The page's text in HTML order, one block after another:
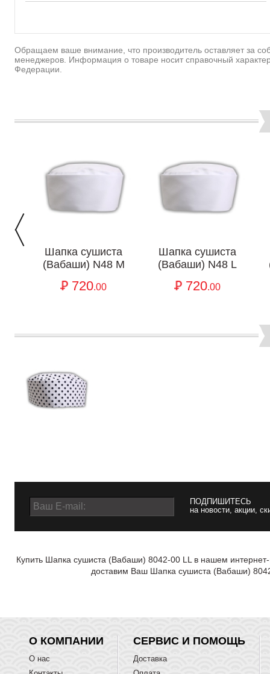
Обращаем ваше внимание, что производитель оставляет за
менеджеров. Информация о товаре носит справочный
Федерации.
Шапка сушиста
(Вабаши) N48 M
720.00
Шапка сушиста
(Вабаши) N48 L
720.00
ПОДПИШИТЕСЬ
на новости, акции,
Купить Шапка сушиста (Вабаши) 8042-00 LL в нашем
доставим Ваш Шапка сушиста (Вабаши)
О КОМПАНИИ
О нас
СЕРВИС И ПОМОЩЬ
Доставка